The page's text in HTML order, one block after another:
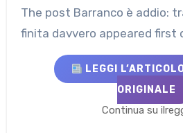
The post Barranco è addio:
finita davvero appeared first
LEGGI
ORIGINALE
Continua su